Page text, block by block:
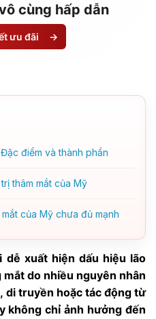
cùng hấp dẫn
ưu đãi →
điểm và thành phần
thâm mắt của Mỹ
của Mỹ chưa đủ mạnh
dễ xuất hiện dấu hiệu lão
do nhiều nguyên nhân
di truyền hoặc tác động từ
không chỉ ảnh hưởng đến